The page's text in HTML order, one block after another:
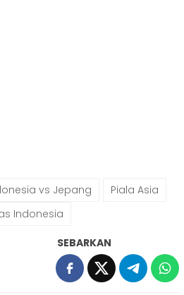
vs Jepang
Piala Asia
Indonesia
SEBARKAN